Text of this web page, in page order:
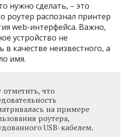
нужно сделать, – это
роутер распознал принтер
web-интерфейса. Важно,
устройство не
в качестве неизвестного, а
имя.
отметить, что
на примере
роутера,
USB-кабелем.